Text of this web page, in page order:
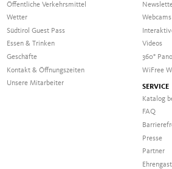
Öffentliche Verkehrsmittel
Wetter
Südtirol Guest Pass
Essen & Trinken
Geschäfte
Kontakt & Öffnungszeiten
Unsere Mitarbeiter
Webcams
Videos
360°
WiFree
SERVICE
Katalog
FAQ
Presse
Partner